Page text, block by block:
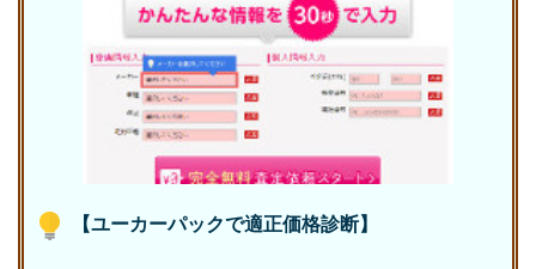
【ユーカーパックで適正価格診断】